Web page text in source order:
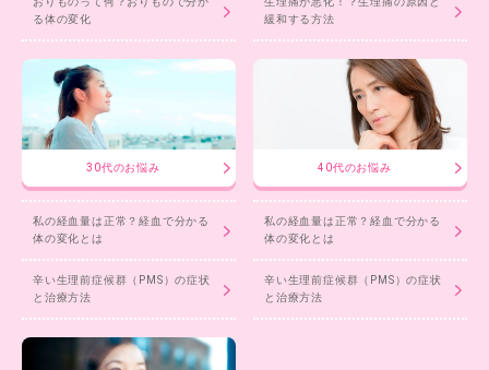
る体の変化
緩和する方法
30代のお悩み
私の経血量は正常？経血で分かる
体の変化とは
辛い生理前症候群（PMS）の症状
と治療方法
40代のお悩み
私の経血量は正常？経血で分かる
体の変化とは
辛い生理前症候群（PMS）の症状
と治療方法